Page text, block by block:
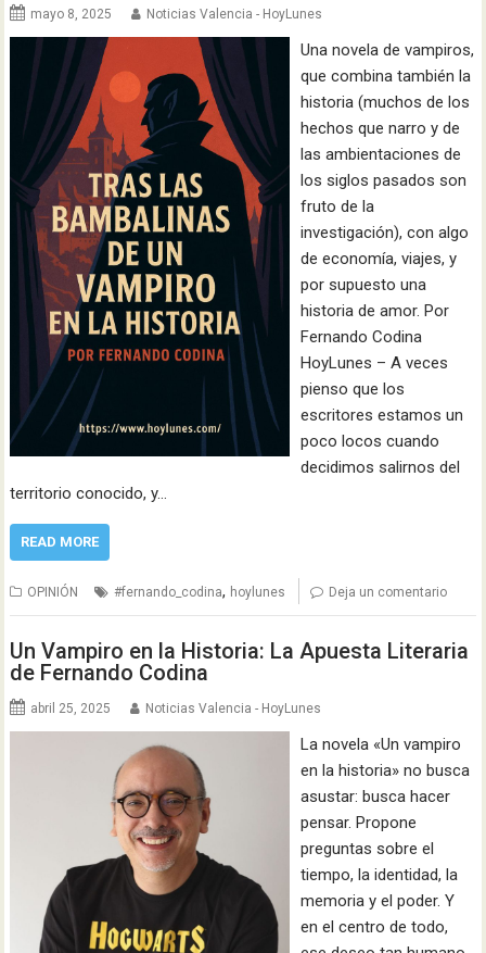
mayo 8, 2025 Noticias Valencia - HoyLunes
Una novela de vampiros,
que combina también la
historia (muchos de los
hechos que narro y de
las ambientaciones de
los siglos pasados son
fruto de la
investigación), con algo
de economía, viajes, y
por supuesto una
historia de amor. Por
Fernando Codina
HoyLunes – A veces
pienso que los
escritores estamos un
poco locos cuando
decidimos salirnos del
territorio conocido, y…
READ MORE
OPINIÓN #fernando_codina, hoylunes Deja un comentario
Un Vampiro en la Historia: La Apuesta Literaria
de Fernando Codina
abril 25, 2025 Noticias Valencia - HoyLunes
La novela «Un vampiro
en la historia» no busca
asustar: busca hacer
pensar. Propone
preguntas sobre el
tiempo, la identidad, la
memoria y el poder. Y
en el centro de todo,